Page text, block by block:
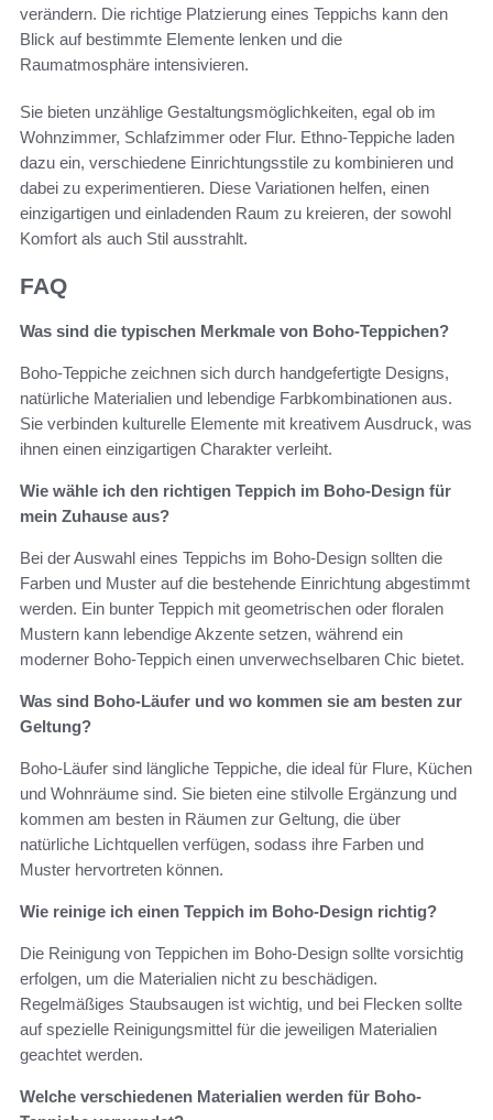
verändern. Die richtige Platzierung eines Teppichs kann den
Blick auf bestimmte Elemente lenken und die
Raumatmosphäre intensivieren.
Sie bieten unzählige Gestaltungsmöglichkeiten, egal ob im
Wohnzimmer, Schlafzimmer oder Flur. Ethno-Teppiche laden
dazu ein, verschiedene Einrichtungsstile zu kombinieren und
dabei zu experimentieren. Diese Variationen helfen, einen
einzigartigen und einladenden Raum zu kreieren, der sowohl
Komfort als auch Stil ausstrahlt.
FAQ
Was sind die typischen Merkmale von Boho-Teppichen?
Boho-Teppiche zeichnen sich durch handgefertigte Designs,
natürliche Materialien und lebendige Farbkombinationen aus.
Sie verbinden kulturelle Elemente mit kreativem Ausdruck, was
ihnen einen einzigartigen Charakter verleiht.
Wie wähle ich den richtigen Teppich im Boho-Design für
mein Zuhause aus?
Bei der Auswahl eines Teppichs im Boho-Design sollten die
Farben und Muster auf die bestehende Einrichtung abgestimmt
werden. Ein bunter Teppich mit geometrischen oder floralen
Mustern kann lebendige Akzente setzen, während ein
moderner Boho-Teppich einen unverwechselbaren Chic bietet.
Was sind Boho-Läufer und wo kommen sie am besten zur
Geltung?
Boho-Läufer sind längliche Teppiche, die ideal für Flure, Küchen
und Wohnräume sind. Sie bieten eine stilvolle Ergänzung und
kommen am besten in Räumen zur Geltung, die über
natürliche Lichtquellen verfügen, sodass ihre Farben und
Muster hervortreten können.
Wie reinige ich einen Teppich im Boho-Design richtig?
Die Reinigung von Teppichen im Boho-Design sollte vorsichtig
erfolgen, um die Materialien nicht zu beschädigen.
Regelmäßiges Staubsaugen ist wichtig, und bei Flecken sollte
auf spezielle Reinigungsmittel für die jeweiligen Materialien
geachtet werden.
Welche verschiedenen Materialien werden für Boho-